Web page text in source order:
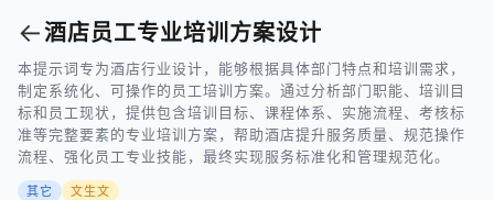
←酒店员工专业培训方案设计
本提示词专为酒店行业设计，能够根据具体部门特点和培训需求，
制定系统化、可操作的员工培训方案。通过分析部门职能、培训目
标和员工现状，提供包含培训目标、课程体系、实施流程、考核标
准等完整要素的专业培训方案，帮助酒店提升服务质量、规范操作
流程、强化员工专业技能，最终实现服务标准化和管理规范化。
其它 文生文